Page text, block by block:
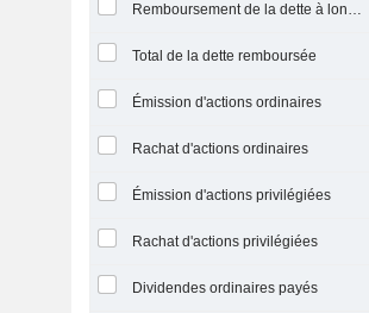
Remboursement de la dette à long terme, total
Total de la dette remboursée
Émission d'actions ordinaires
Rachat d'actions ordinaires
Émission d'actions privilégiées
Rachat d'actions privilégiées
Dividendes ordinaires payés